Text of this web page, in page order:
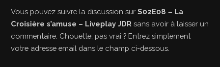
À propos
Vous pouvez suivre la discussion surS02E08 – La
Croisière s’amuse – Liveplay JDR sans avoir à laisser un
commentaire. Chouette, pas vrai ? Entrez simplement
votre adresse email dans le champ ci-dessous.